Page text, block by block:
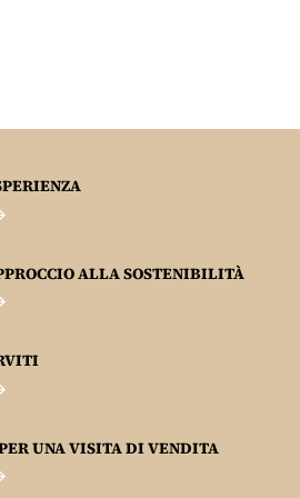
ALLA SOSTENIBILITÀ
UNA VISITA DI VENDITA